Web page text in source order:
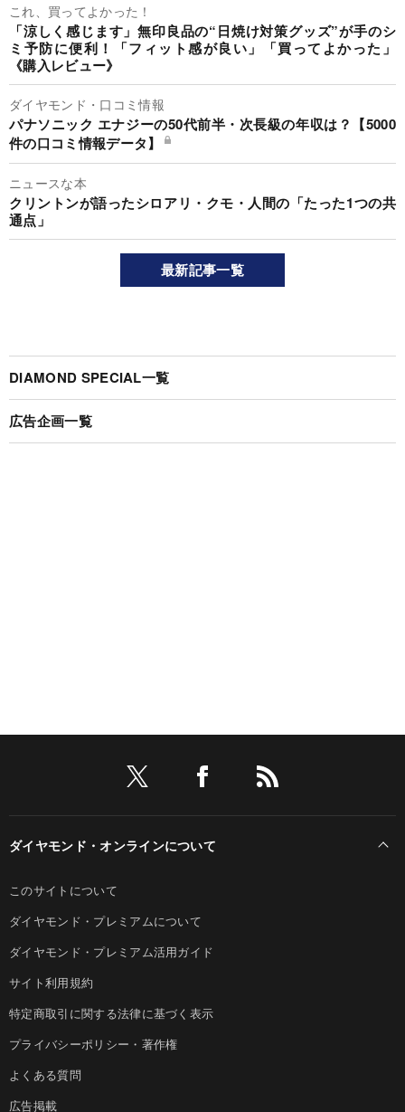
これ、買ってよかった！
「涼しく感じます」無印良品の“日焼け対策グッズ”が手のシ
ミ予防に便利！「フィット感が良い」「買ってよかった」
《購入レビュー》
ダイヤモンド・口コミ情報
パナソニック エナジーの50代前半・次長級の年収は？【5000
件の口コミ情報データ】
ニュースな本
クリントンが語ったシロアリ・クモ・人間の「たった1つの共
通点」
最新記事一覧
DIAMOND SPECIAL一覧
広告企画一覧
ダイヤモンド・オンラインについて
このサイトについて
ダイヤモンド・プレミアムについて
ダイヤモンド・プレミアム活用ガイド
サイト利用規約
特定商取引に関する法律に基づく表示
プライバシーポリシー・著作権
よくある質問
広告掲載